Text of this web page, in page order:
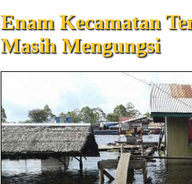
Enam Kecamatan
Masih Mengungsi